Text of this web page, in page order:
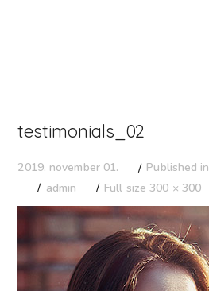
testimonials_02
2019. november 01. Published in
admin
Full size 300 × 300